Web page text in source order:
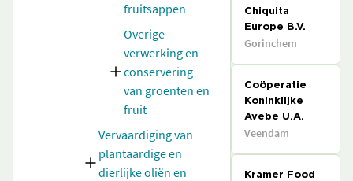
fruitsappen
Overige
verwerking en
conservering
van groenten en
fruit
Vervaardiging van
plantaardige en
dierlijke oliën en
Chiquita
Europe B.V.
Gorinchem
Coöperatie
Koninklijke
Avebe U.A.
Veendam
Kramer Food